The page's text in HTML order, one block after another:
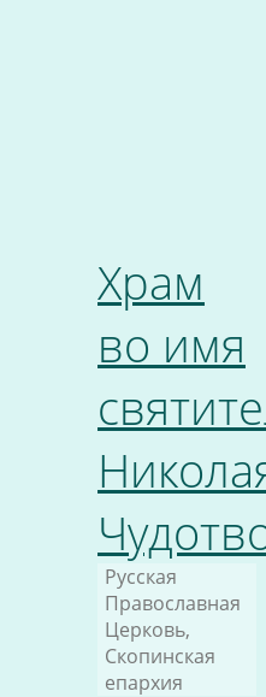
Храм
во имя
Русская
Православная
Церковь,
Скопинская
епархия